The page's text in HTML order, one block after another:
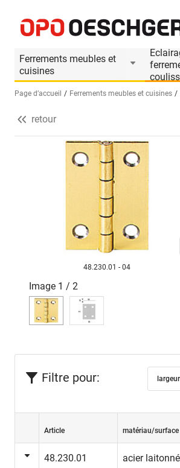
Ferrements meubles et
cuisines
Sélectionnez une langue (FR)
Page d’accueil Ferrements meubles et cuisines
Informations produit
retour
48.230.01 - 04
Image 1 / 2
Filtre pour: largeur
Article matériau/surface
48.230.01 acier laitonné